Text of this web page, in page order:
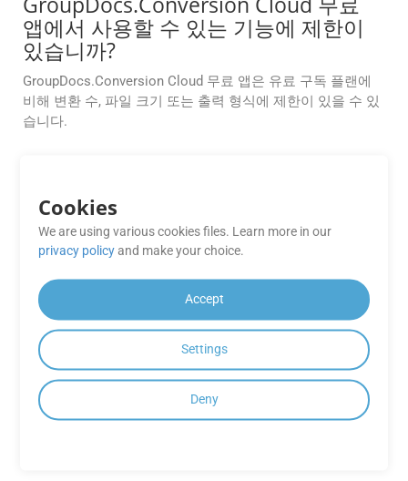
앱에서 사용할 수 있는 기능에 제한이
있습니까?
GroupDocs.Conversion Cloud 무료 앱은 유료 구독 플랜에
비해 변환 수, 파일 크기 또는 출력 형식에 제한이 있을 수 있
습니다.
의 페이지 범위만 변환하려면 어떻게 해
야 하나요?
GroupDocs.Conversion Cloud를 사용하면 변환 대상 페이지
개변수를 사용하여 특정 페이지(예: 1, 3, 5) 또는 페이지 범위
(예: 2~6)를 선택할 수 있습니다.
GroupDocs.Conversion Cloud 무료
앱에 어떻게 액세스하나요?
GroupDocs.Conversion Cloud 무료 앱은 GroupDocs 웹사이
Cookies
We are using various cookies files. Learn more in our
privacy policyand make your choice.
Accept
Settings
Deny